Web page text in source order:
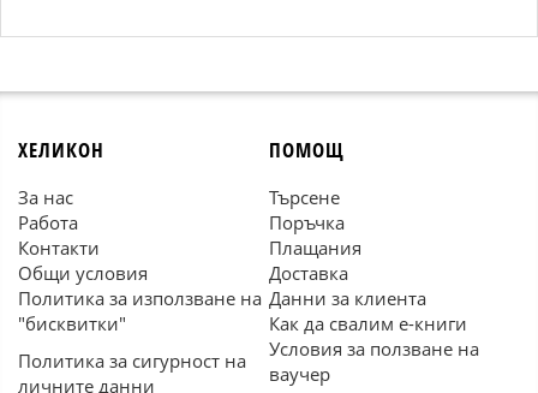
ХЕЛИКОН
За нас
Работа
Контакти
Общи условия
Политика за използване на
"бисквитки"
Политика за сигурност на
личните данни
ПОМОЩ
Търсене
Поръчка
Плащания
Доставка
Данни за клиента
Как да свалим е-книги
Условия за ползване на
ваучер